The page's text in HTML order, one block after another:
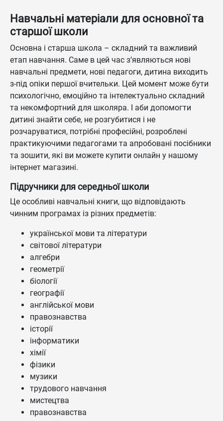
Навчальні матеріали для основної та
старшої школи
Основна і старша школа – складний та важливий
етап навчання. Саме в цей час з’являються нові
навчальні предмети, нові педагоги, дитина виходить
з-під опіки першої вчительки. Цей момент може бути
психологічно, емоційно та інтелектуально складний
та некомфортний для школяра. І аби допомогти
дитині знайти себе, не розгубитися і не
розчаруватися, потрібні професійні, розроблені
практикуючими педагогами та апробовані посібники
та зошити, які ви можете купити онлайн у нашому
інтернет магазині.
Підручники для середньої школи
Це особливі навчальні книги, що відповідають
чинним програмах із різних предметів:
української мови та літератури
світової літератури
алгебри
геометрії
біології
географії
англійської мови
правознавства
історії
інформатики
хімії
фізики
музики
трудового навчання
мистецтва
правознавства